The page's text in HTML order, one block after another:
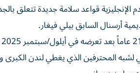
قواعد سلامة جديدة تتعلق
أرسنال السابق بيلي فيغار.
المحترفين الذي يغطي لندن